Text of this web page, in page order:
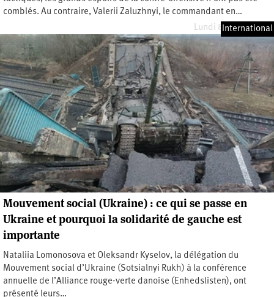
comblés. Au contraire, Valerii Zaluzhnyi, le commandant en…
Lundi 8 janvier 2024
International
Mouvement social (Ukraine) : ce qui se passe en
Ukraine et pourquoi la solidarité de gauche est
importante
Nataliia Lomonosova et Oleksandr Kyselov, la délégation du
Mouvement social d’Ukraine (Sotsialnyi Rukh) à la conférence
annuelle de l’Alliance rouge-verte danoise (Enhedslisten), ont
présenté leurs…